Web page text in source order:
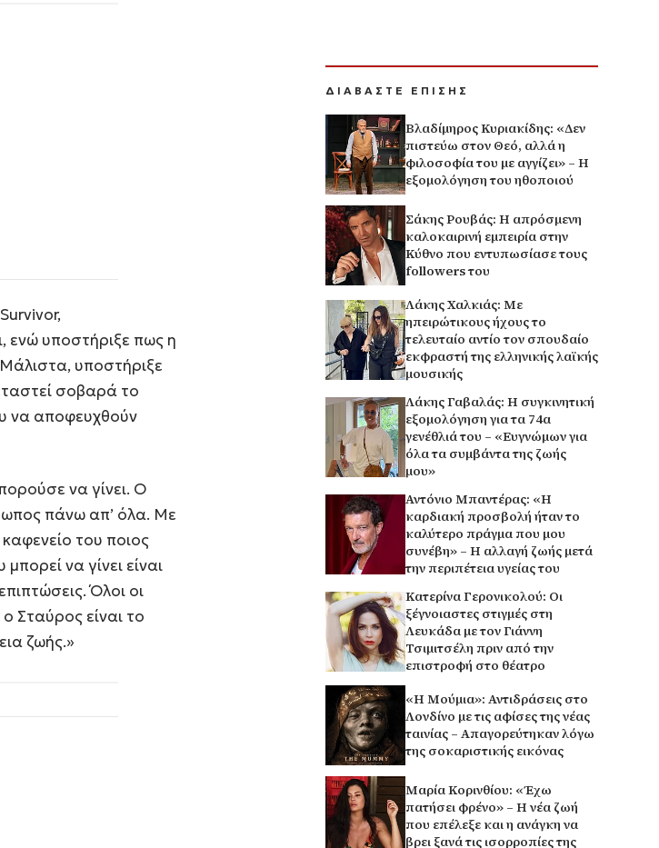
ενώ υποστήριξε πως η
υποστήριξε
σοβαρά το
να αποφευχθούν
να γίνει. Ο
πάνω απ’ όλα. Με
του ποιος
να γίνει είναι
Όλοι οι
Σταύρος είναι το
ζωής.»
ΔΙΑΒΑΣΤΕ ΕΠΙΣΗΣ
Βλαδίμηρος Κυριακίδης: «Δεν
πιστεύω στον Θεό, αλλά η
φιλοσοφία του με αγγίζει» – Η
εξομολόγηση του ηθοποιού
Σάκης Ρουβάς: Η απρόσμενη
καλοκαιρινή εμπειρία στην
Κύθνο που εντυπωσίασε τους
followers του
Λάκης Χαλκιάς: Με
ηπειρώτικους ήχους το
τελευταίο αντίο τον σπουδαίο
εκφραστή της ελληνικής λαϊκής
μουσικής
Λάκης Γαβαλάς: Η συγκινητική
εξομολόγηση για τα 74α
γενέθλιά του – «Ευγνώμων για
όλα τα συμβάντα της ζωής
μου»
Αντόνιο Μπαντέρας: «Η
καρδιακή προσβολή ήταν το
καλύτερο πράγμα που μου
συνέβη» – Η αλλαγή ζωής μετά
την περιπέτεια υγείας του
Κατερίνα Γερονικολού: Οι
ξέγνοιαστες στιγμές στη
Λευκάδα με τον Γιάννη
Τσιμιτσέλη πριν από την
επιστροφή στο θέατρο
«Η Μούμια»: Αντιδράσεις στο
Λονδίνο με τις αφίσες της νέας
ταινίας – Απαγορεύτηκαν λόγω
της σοκαριστικής εικόνας
Μαρία Κορινθίου: «Έχω
πατήσει φρένο» – Η νέα ζωή
που επέλεξε και η ανάγκη να
βρει ξανά τις ισορροπίες της